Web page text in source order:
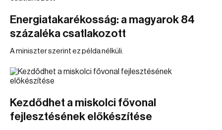
Energiatakarékosság: a magyarok 84
százaléka csatlakozott
A miniszter szerint ez példa nélküli.
Kezdődhet a miskolci fővonal
fejlesztésének előkészítése